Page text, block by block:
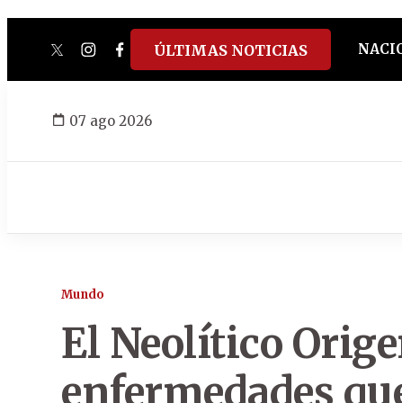
twitterinstagram
facebook
tiktokyoutube
spotify
ÚLTIMAS NOTICIAS
07 ago 2026
Mundo
El Neolítico
enfermedades